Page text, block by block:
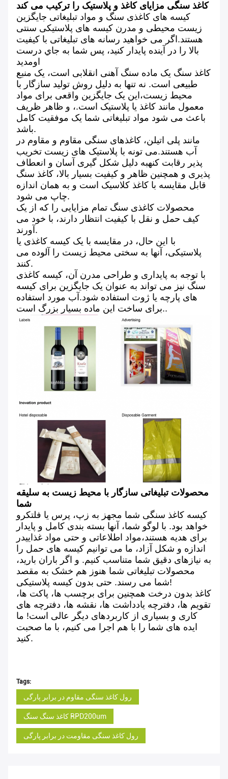
کاغذ سنگی مزایای کاغذ و پلاستیک را ترکیب می کند
کیسه های کاغذی سنگ و مواد تبلیغاتی جایگزین
زیست محیطی و مدرن کیسه های پلاستیکی سنتی
هستند.اگر می خواهید رسانه های تبلیغاتی با کیفیت
بالا را در آینده پایدار کنید، پس شما به جاي درست
اومديد
کاغذ سنگ یک ماده سنگ آهنی انقلابی است، یک منبع
طبیعی است. نه تنها به دلیل روش تولید سازگار با
محیط زیست،این یک جایگزین واقعی برای مواد
معمول مانند کاغذ یا پلاستیک است.، و ظاهر ظریف
باعث می شود مواد تبلیغاتی شما یک موفقیت کامل
باشد.
مانند پلی اتیلن، کاغذهای سنگی مقاوم و مقاوم در
آب هستند.می تونه با پلاستیک های زیست تخریب
پذیر رقابت کنهبه دلیل شکل گیری آسان و انعطاف
پذیری و همچنین ظاهر و کیفیت بسیار بالا، کاغذ سنگ
قابل مقایسه با کاغذ کلاسیک است و به همان اندازه
چاپ می شود.
محصولات کاغذی سنگ تمام مزایایی را که از یک
کیف حمل و نقل با کیفیت انتظار دارند، با خود می
آورند.
با این حال، در مقایسه با یک کیسه کاغذی یا
پلاستیکی، آنها به سختی محیط زیست را آلوده می
کنند.
با توجه به پایداری و طراحی مدرن آن، کیسه کاغذی
سنگ نیز می تواند به عنوان یک جایگزین برای کیسه
های پارچه یا ژوت استفاده شود.آب مورد استفاده
برای ساخت این ماده بسیار بزرگ است..
محصولات تبلیغاتی سازگار با محیط زیست به سلیقه
شما
کیسه کاغذ سنگی شما مجهز به زپ، پرس یا فلتکرو
خواهد بود. با لوگو شما، آنها بسته بندی کامل و پایدار
برای هدیه هستند،مواد اطلاعاتی و حتی مواد غذاییدر
اندازه و شکل آزاد، ما می توانیم کیسه های حمل را
به نیازهای دقیق شما متناسب کنیم. و اگر باران بارید،
محصولات تبلیغاتی شما هنوز هم خشک به مقصد
شما می رسند. حتی بدون کیسه پلاستیکی!
کاغذ بدون درخت همچنین برای برچسب ها، پاکت ها،
تقویم ها، دفترچه یادداشت ها، نقشه ها، دفترچه های
کاری و بسیاری از کاربردهای دیگر عالی است! ما
ایده های شما را با هم اجرا می کنیم، با ما صحبت
کنید.
Tags:
رول کاغذ سنگی مقاوم در برابر پارگی
کاغذ سنگ سنگ RPD200um
رول کاغذ سنگی مقاومت در برابر پارگی